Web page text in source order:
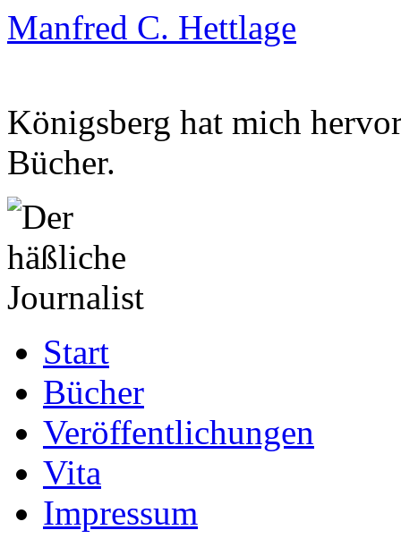
Manfred C. Hettlage
Königsberg hat mich
Bücher.
Inhalt
springenStart
Bücher
Veröffentlichungen
Vita
Impressum